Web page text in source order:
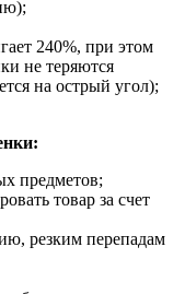
240%, при этом
не теряются
на острый угол);
предметов;
товар за счет
резким перепадам